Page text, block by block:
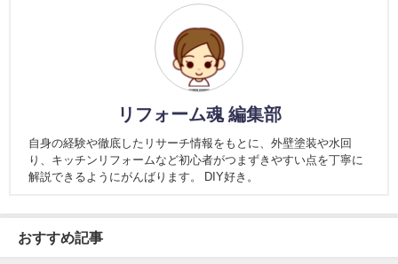
リフォーム魂 編集部
自身の経験や徹底したリサーチ情報をもとに、外壁塗装や水回
り、キッチンリフォームなど初心者がつまずきやすい点を丁寧に
解説できるようにがんばります。 DIY好き。
おすすめ記事